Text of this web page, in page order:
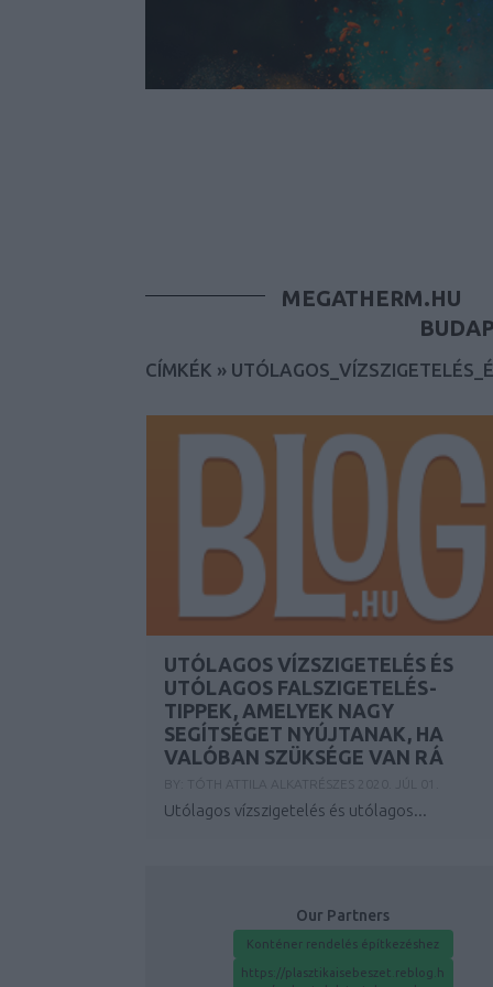
MEGATHERM.HU
CÍMKÉK »
UTÓLAGOS VÍZSZIGETELÉS ÉS
UTÓLAGOS FALSZIGETELÉS-
TIPPEK, AMELYEK NAGY
SEGÍTSÉGET NYÚJTANAK, HA
VALÓBAN SZÜKSÉGE VAN RÁ
Utólagos vízszigetelés és utólagos...
Our Partners
Konténer rendelés építkezéshez
https://plasztikaisebeszet.reblog.h